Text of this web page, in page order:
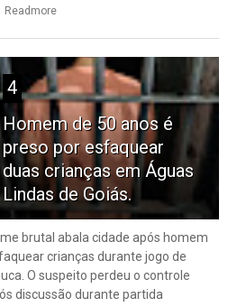
Readmore
4
Homem de 50 anos é
preso por esfaquear
duas crianças em Águas
Lindas de Goiás.
brutal abala cidade após homem
crianças durante jogo de
O suspeito perdeu o controle
discussão durante partida